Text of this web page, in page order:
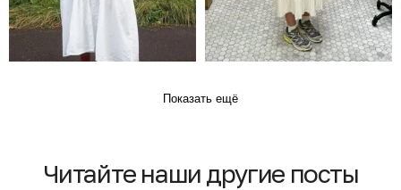
Показать ещё
Читайте наши другие посты